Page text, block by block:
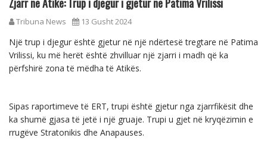
Tribuna News 13 Gusht 2024
Një trup i djegur është gjetur në një ndërtesë tregtare në Patima
Vrilissi, ku më herët është zhvilluar një zjarri i madh që ka
përfshirë zona të mëdha të Atikës.
Sipas raportimeve të ERT, trupi është gjetur nga zjarrfikësit dhe
ka shumë gjasa të jetë i një gruaje. Trupi u gjet në kryqëzimin e
rrugëve Stratonikis dhe Anapauses.